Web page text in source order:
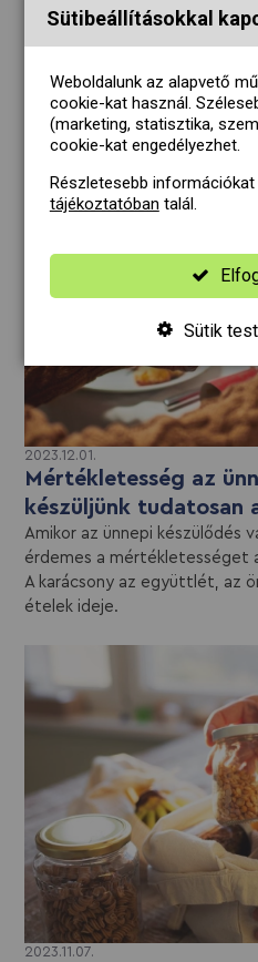
Az életmódváltás
azonban nem mindig könnyű,
változásokkal járó
2023.12.01.
Mértékletesség az
készüljünk tudatosan
Amikor az ünnepi készülődés
érdemes a mértékletességet
A karácsony az együttlét, az
ételek ideje.
2023.11.07.
Sütibeállításokkal
Weboldalunk az alapvető
cookie-kat használ.
(marketing, statisztika,
cookie-kat engedélyezhet.
Részletesebb információkat
tájékoztatóban talál.
Sütik